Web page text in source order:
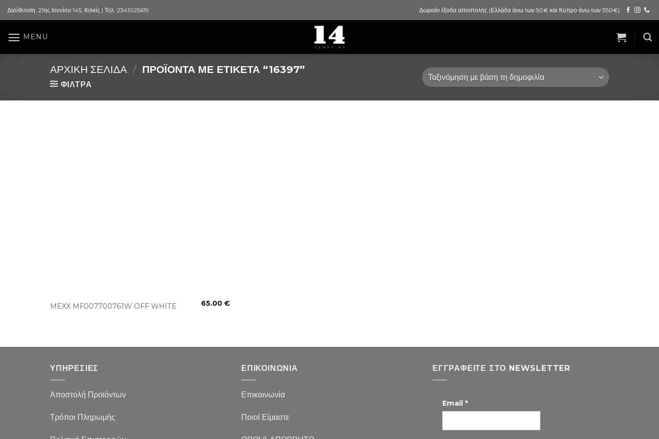
Skip
to
Διεύθυνση: 21ης Ιουνίου 145, Κιλκίς | Τηλ. 2341025619 Δωρεάν έξοδα αποστολής (Ελλάδα άνω των 50€ και Κύπρο άνω των 350€)
MENU
ΑΡΧΙΚΉ ΣΕΛΊΔΑ / ΠΡΟΪΌΝΤΑ ΜΕ ΕΤΙΚΈΤΑ “16397”
ΦΙΛΤΡΑ
MEXX MF007700761W OFF WHITE 65.00 €
ΥΠΗΡΕΣΙΕΣ
Αποστολή Προϊόντων
Τρόποι Πληρωμής
ΕΠΙΚΟΙΝΩΝΙΑ
Επικοινωνία
Ποιοί Είμαστε
ΕΓΓΡΑΦΕΊΤΕ ΣΤΟ NEWSLETTER
Email *